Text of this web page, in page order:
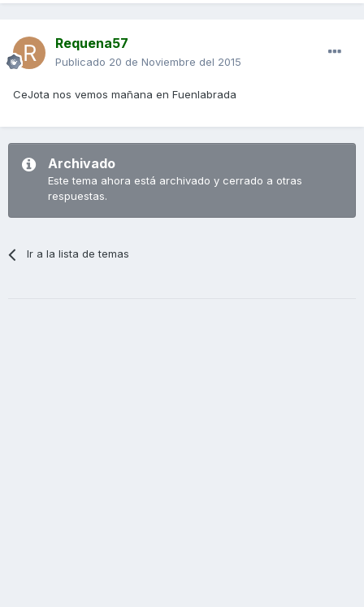
Requena57
Publicado 20 de Noviembre del 2015
CeJota nos vemos mañana en Fuenlabrada
Archivado
Este tema ahora está archivado y cerrado a otras
respuestas.
Ir a la lista de temas